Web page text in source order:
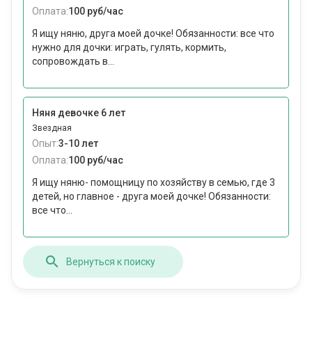
Оплата:100 руб/час
Я ищу няню, друга моей дочке! Обязанности: все что
нужно для дочки: играть, гулять, кормить,
сопровождать в...
Няня девочке 6 лет
Звездная
Опыт:3-10 лет
Оплата:100 руб/час
Я ищу няню- помощницу по хозяйству в семью, где 3
детей, но главное - друга моей дочке! Обязанности:
все что...
Вернуться к поиску